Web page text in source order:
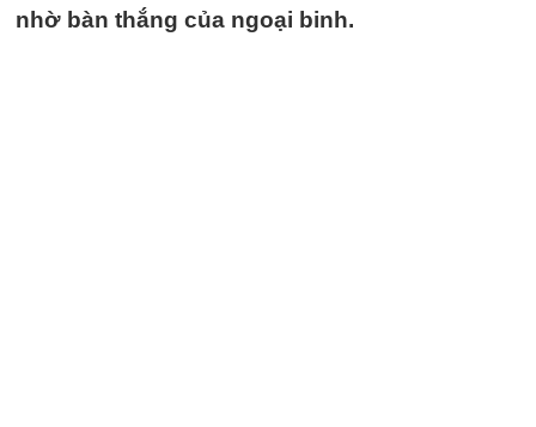
nhờ bàn thắng của ngoại binh.